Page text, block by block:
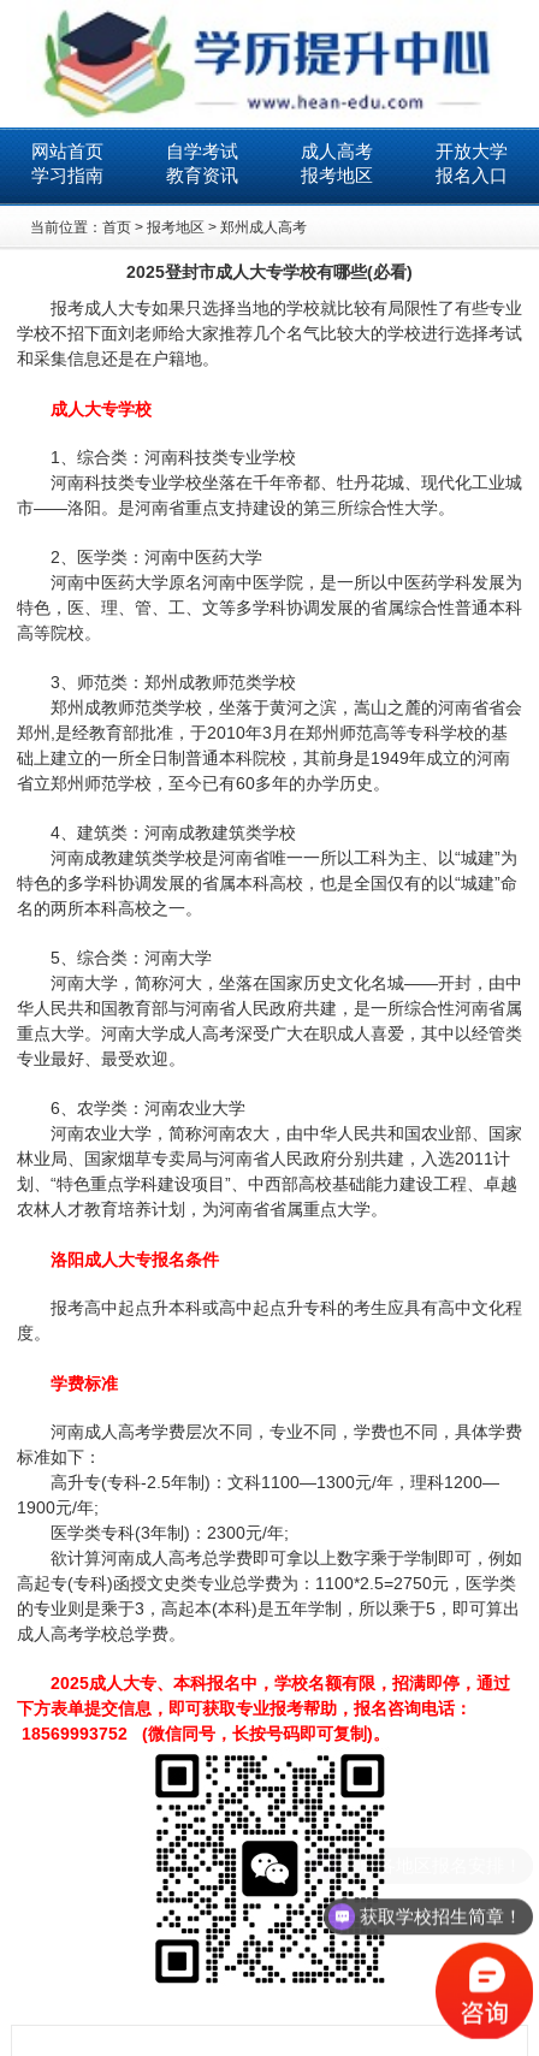
网站首页 自学考试 成人高考
开放大学
学习指南
教育资讯 报考地区 报名入口
当前位置： 首页 > 报考地区 > 郑州成人高考
2025登封市成人大专学校有哪些(必看)
报考成人大专如果只选择当地的学校就比较有局限性了有些专业
学校不招下面刘老师给大家推荐几个名气比较大的学校进行选择考试
和采集信息还是在户籍地。
成人大专学校
1、综合类：河南科技类专业学校
河南科技类专业学校坐落在千年帝都、牡丹花城、现代化工业城
市——洛阳。是河南省重点支持建设的第三所综合性大学。
2、医学类：河南中医药大学
河南中医药大学原名河南中医学院，是一所以中医药学科发展为
特色，医、理、管、工、文等多学科协调发展的省属综合性普通本科
高等院校。
3、师范类：郑州成教师范类学校
郑州成教师范类学校，坐落于黄河之滨，嵩山之麓的河南省省会
郑州,是经教育部批准，于2010年3月在郑州师范高等专科学校的基
础上建立的一所全日制普通本科院校，其前身是1949年成立的河南
省立郑州师范学校，至今已有60多年的办学历史。
4、建筑类：河南成教建筑类学校
河南成教建筑类学校是河南省唯一一所以工科为主、以“城建”为
特色的多学科协调发展的省属本科高校，也是全国仅有的以“城建”命
名的两所本科高校之一。
5、综合类：河南大学
河南大学，简称河大，坐落在国家历史文化名城——开封，由中
华人民共和国教育部与河南省人民政府共建，是一所综合性河南省属
重点大学。河南大学成人高考深受广大在职成人喜爱，其中以经管类
专业最好、最受欢迎。
6、农学类：河南农业大学
河南农业大学，简称河南农大，由中华人民共和国农业部、国家
林业局、国家烟草专卖局与河南省人民政府分别共建，入选2011计
划、“特色重点学科建设项目”、中西部高校基础能力建设工程、卓越
农林人才教育培养计划，为河南省省属重点大学。
洛阳成人大专报名条件
报考高中起点升本科或高中起点升专科的考生应具有高中文化程
度。
学费标准
河南成人高考学费层次不同，专业不同，学费也不同，具体学费
标准如下：
高升专(专科-2.5年制)：文科1100—1300元/年，理科1200—
1900元/年;
医学类专科(3年制)：2300元/年;
欲计算河南成人高考总学费即可拿以上数字乘于学制即可，例如
高起专(专科)函授文史类专业总学费为：1100*2.5=2750元，医学类
的专业则是乘于3，高起本(本科)是五年学制，所以乘于5，即可算出
成人高考学校总学费。
2025成人大专、本科报名中，学校名额有限，招满即停，通过
下方表单提交信息，即可获取专业报考帮助，报名咨询电话：
18569993752 (微信同号，长按号码即可复制)。
获取学校招生简章！